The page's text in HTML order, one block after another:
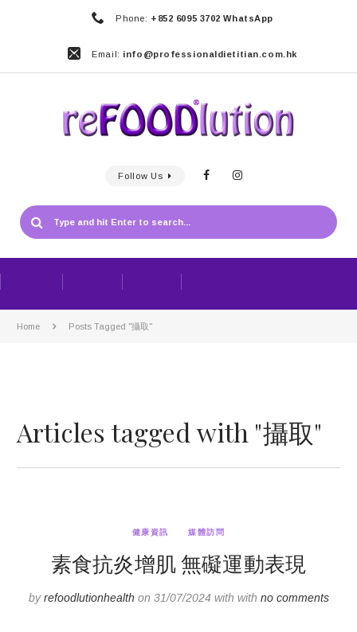
Phone: +852 6095 3702 WhatsApp
Email: info@professionaldietitian.com.hk
Follow Us
Home Posts Tagged "攝取"
Articles tagged with "攝取"
健康資訊 媒體訪問
素食抗炎增肌 無礙運動表現
byrefoodlutionhealth on 31/07/2024 with with no comments